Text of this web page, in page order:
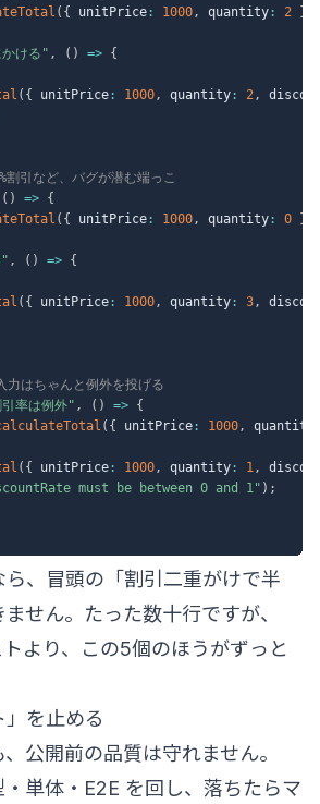
( { unitPrice : 1000, quantity : 2 }
かける" , ( ) => {
( { unitPrice : 1000, quantity : 2,
引など、バグが潜む端っこ
( ) => {
( { unitPrice : 1000, quantity : 0 }
" , ( ) => {
( { unitPrice : 1000, quantity : 3,
はちゃんと例外を投げる
率は例外" , ( ) => {
( { unitPrice : 1000, quantity
( { unitPrice : 1000, quantity : 1,
must be between 0 and 1" ) ;
ら、冒頭の「割引二重がけで半
せん。たった数十行ですが、
より、この5個のほうがずっと
を止める
公開前の品質は守れません。
単体・E2E を回し、落ちたらマ